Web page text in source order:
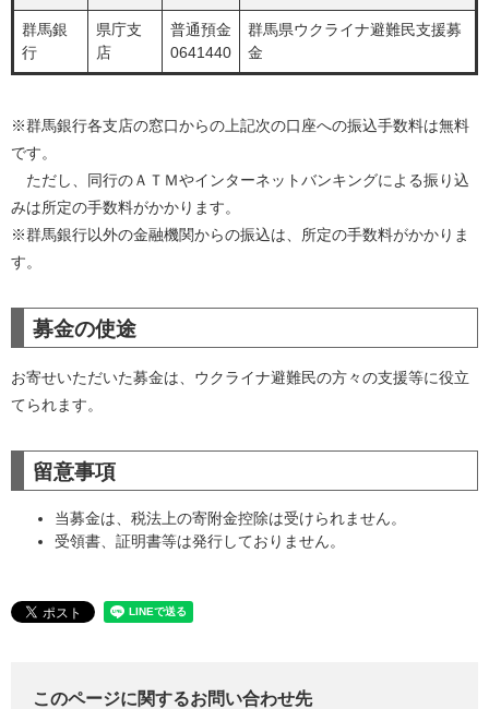
群馬銀
行
県庁支
店
普通預金
0641440
群馬県ウクライナ避難民支援募
金
※群馬銀行各支店の窓口からの上記次の口座への振込手数料は無料
です。
ただし、同行のＡＴＭやインターネットバンキングによる振り込
みは所定の手数料がかかります。
※群馬銀行以外の金融機関からの振込は、所定の手数料がかかりま
す。
募金の使途
お寄せいただいた募金は、ウクライナ避難民の方々の支援等に役立
てられます。
留意事項
当募金は、税法上の寄附金控除は受けられません。
受領書、証明書等は発行しておりません。
このページに関するお問い合わせ先